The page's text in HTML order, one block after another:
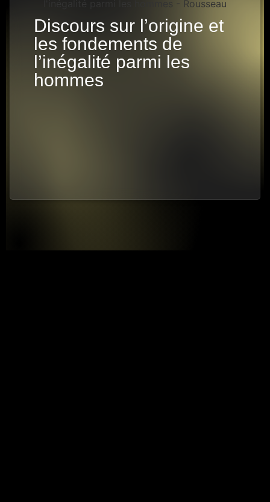
Discours sur l’origine et
les fondements de
l’inégalité parmi les
hommes